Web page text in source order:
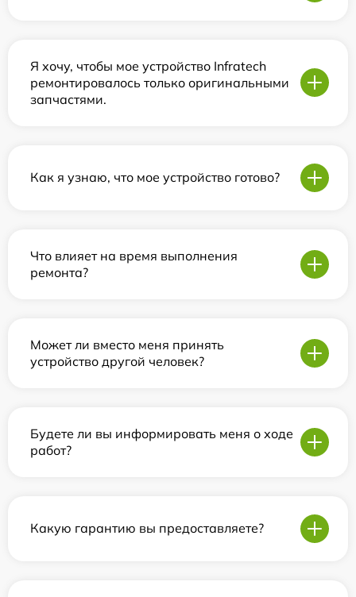
Я хочу, чтобы мое устройство Infratech
ремонтировалось только оригинальными
запчастями.
Как я узнаю, что мое устройство готово?
Что влияет на время выполнения
ремонта?
Может ли вместо меня принять
устройство другой человек?
Будете ли вы информировать меня о ходе
работ?
Какую гарантию вы предоставляете?